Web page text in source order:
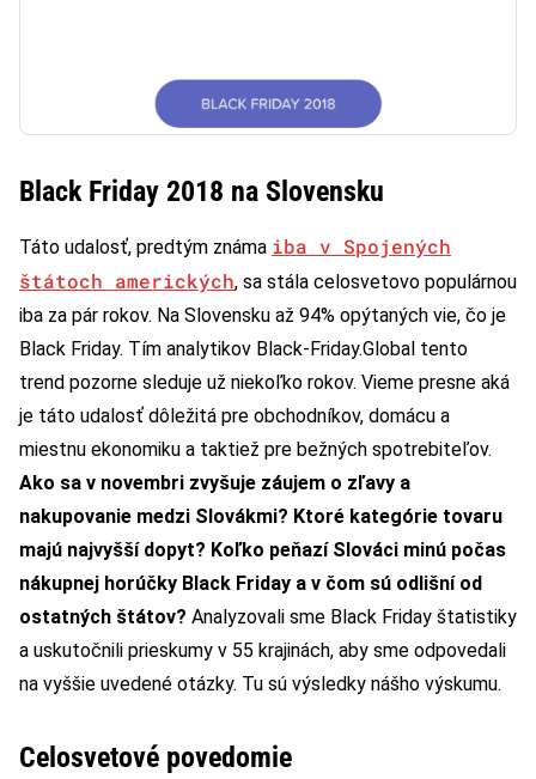
Black Friday 2018 na Slovensku
Táto udalosť, predtým známa iba v Spojených
štátoch amerických, sa stála celosvetovo populárnou
iba za pár rokov. Na Slovensku až 94% opýtaných vie, čo je
Black Friday. Tím analytikov Black-Friday.Global tento
trend pozorne sleduje už niekoľko rokov. Vieme presne aká
je táto udalosť dôležitá pre obchodníkov, domácu a
miestnu ekonomiku a taktiež pre bežných spotrebiteľov.
Ako sa v novembri zvyšuje záujem o zľavy a
nakupovanie medzi Slovákmi? Ktoré kategórie tovaru
majú najvyšší dopyt? Koľko peňazí Slováci minú počas
nákupnej horúčky Black Friday a v čom sú odlišní od
ostatných štátov? Analyzovali sme Black Friday štatistiky
a uskutočnili prieskumy v 55 krajinách, aby sme odpovedali
na vyššie uvedené otázky. Tu sú výsledky nášho výskumu.
Celosvetové povedomie